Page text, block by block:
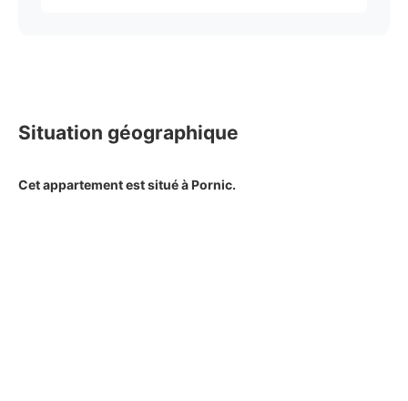
Situation géographique
Cet appartement est situé à Pornic.